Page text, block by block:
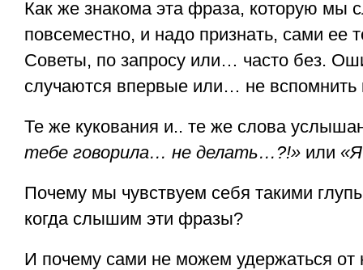
Как же знакома эта фраза, которую мы
повсеместно, и надо признать, сами ее
Советы, по запросу или… часто без.
случаются впервые или… не вспомнить
Те же кукования и.. те же слова
тебе говорила… не делать…?!» или
Почему мы чувствуем себя такими
когда слышим эти фразы?
И почему сами не можем удержаться от